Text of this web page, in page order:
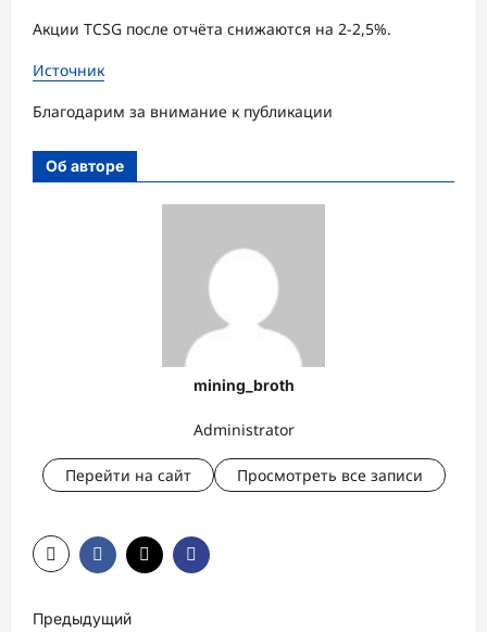
Акции TCSG после отчёта снижаются на 2-2,5%.
Источник
Благодарим за внимание к публикации
Об авторе
mining_broth
Administrator
Перейти на сайт Просмотреть все записи
Предыдущий